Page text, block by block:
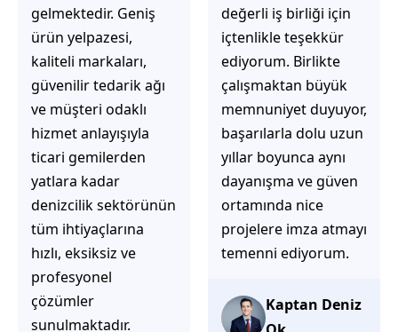
değerli iş birliği için
içtenlikle teşekkür
ediyorum. Birlikte
çalışmaktan büyük
memnuniyet duyuyor,
başarılarla dolu uzun
yıllar boyunca aynı
dayanışma ve güven
ortamında nice
projelere imza atmayı
temenni ediyorum.
Kaptan Deniz
ediyorsunuz.
İhtiyaçlarınıza hızlı ve
doğru çözümler
sunmaya çalışıyorlar.
Müşteri
memnuniyetini ön
planda tutan
yaklaşımları, ilgili
iletişimleri ve
güvenilir hizmet
anlayışları sayesinde
başarılı bir ekip
olduklarını